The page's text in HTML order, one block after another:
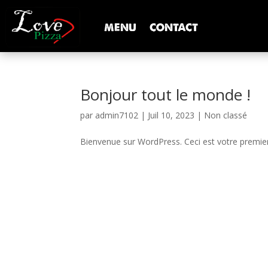
MENU CONTACT
Bonjour tout le monde !
par admin7102 | Juil 10, 2023 | Non classé
Bienvenue sur WordPress. Ceci est votre